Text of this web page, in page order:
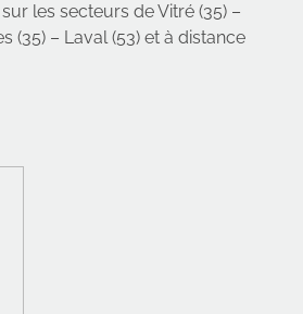
les secteurs de Vitré (35) –
(35) – Laval (53) et à distance